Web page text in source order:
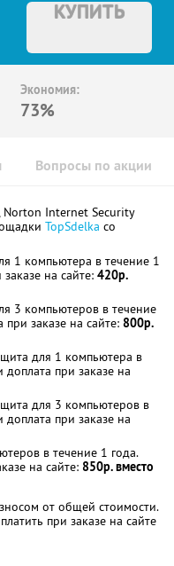
КУПИТЬ
Экономия:
73%
Вопросы по акции
Internet Security
TopSdelka со
1 компьютера в течение 1
на сайте: 420р.
3 компьютеров в течение
при заказе на сайте: 800р.
для 1 компьютера в
доплата при заказе на
для 3 компьютеров в
доплата при заказе на
в течение 1 года.
на сайте: 850р. вместо
от общей стоимости.
при заказе на сайте